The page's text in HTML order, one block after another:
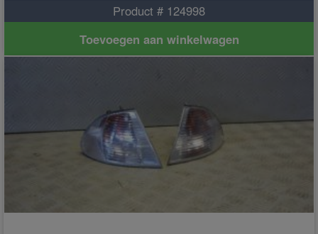
Product # 124998
Toevoegen aan winkelwagen